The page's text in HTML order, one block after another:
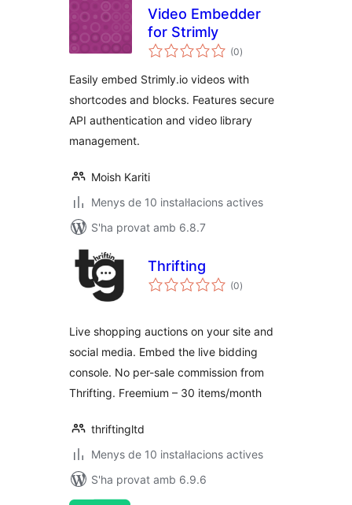
Video Embedder
for Strimly
(0puntuacions
totals
)
Easily embed Strimly.io videos with
shortcodes and blocks. Features secure
API authentication and video library
management.
Moish Kariti
Menys de 10 instal·lacions actives
S'ha provat amb 6.8.7
Thrifting
(0puntuacions
totals
)
Live shopping auctions on your site and
social media. Embed the live bidding
console. No per-sale commission from
Thrifting. Freemium – 30 items/month
thriftingltd
Menys de 10 instal·lacions actives
S'ha provat amb 6.9.6